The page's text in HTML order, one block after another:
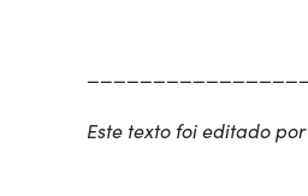
Este texto foi editado por